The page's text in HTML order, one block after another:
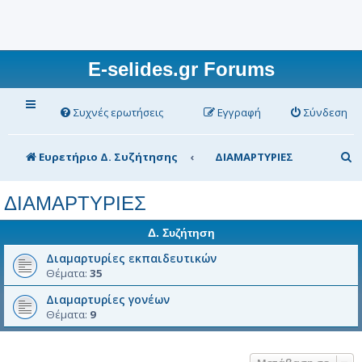
E-selides.gr Forums
Συχνές ερωτήσεις Σύνδεση
Εγγραφή
Ευρετήριο Δ. Συζήτησης ΔΙΑΜΑΡΤΥΡΙΕΣ
ν
ή
ΔΙΑΜΑΡΤΥΡΙΕΣ
Δ. Συζήτηση
Διαμαρτυρίες εκπαιδευτικών
Θέματα: 35
Διαμαρτυρίες γονέων
Θέματα: 9